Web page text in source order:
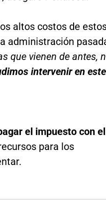
altos costos de
administración
que vienen de antes,
intervenir en este
el impuesto con el
para los